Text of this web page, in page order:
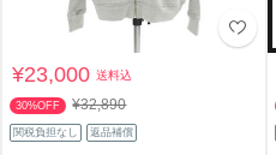
¥23,000送料込
30%OFF ¥32,890
関税負担なし 返品補償